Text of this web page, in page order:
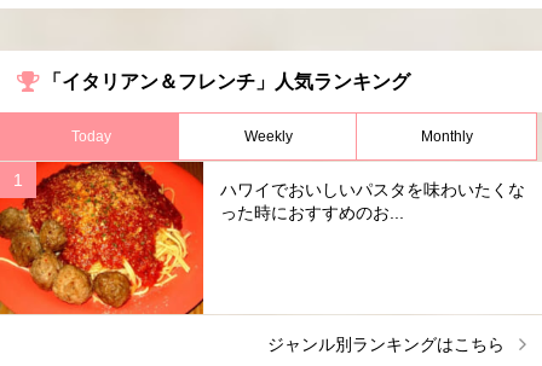
「イタリアン＆フレンチ」人気ランキング
Today Weekly Monthly
ハワイでおいしいパスタを味わいたくな
った時におすすめのお...
ジャンル別ランキングはこちら